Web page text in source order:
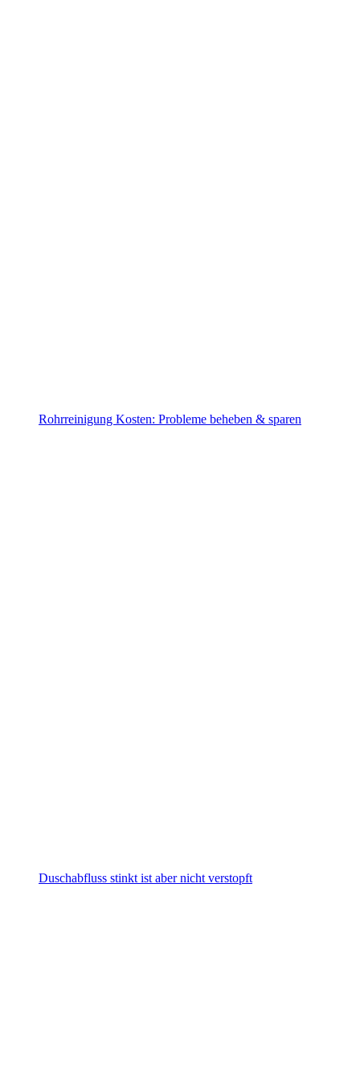
Rohrreinigung Kosten: Probleme beheben & sparen
Duschabfluss stinkt ist aber nicht verstopft